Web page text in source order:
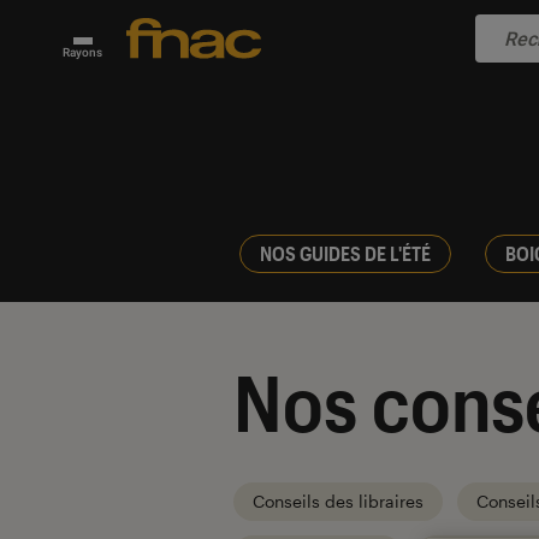
Rayons
NOS GUIDES DE L'ÉTÉ
Nos
Conseils des libraires